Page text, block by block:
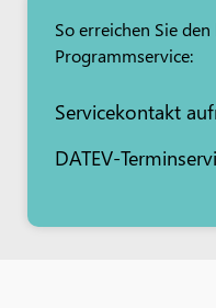
So erreichen Sie
Programmservice:
Servicekontakt
DATEV-